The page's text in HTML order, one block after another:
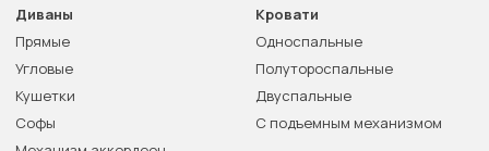
Диваны
Прямые
Угловые
Кушетки
Софы
Кровати
Односпальные
Полутороспальные
Двуспальные
С подъемным механизмом